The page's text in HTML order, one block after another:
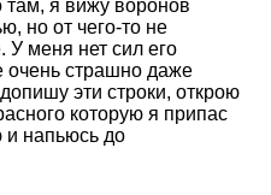
там, я вижу воронов
но от чего-то не
У меня нет сил его
очень страшно даже
эти строки, открою
которую я припас
и напьюсь до